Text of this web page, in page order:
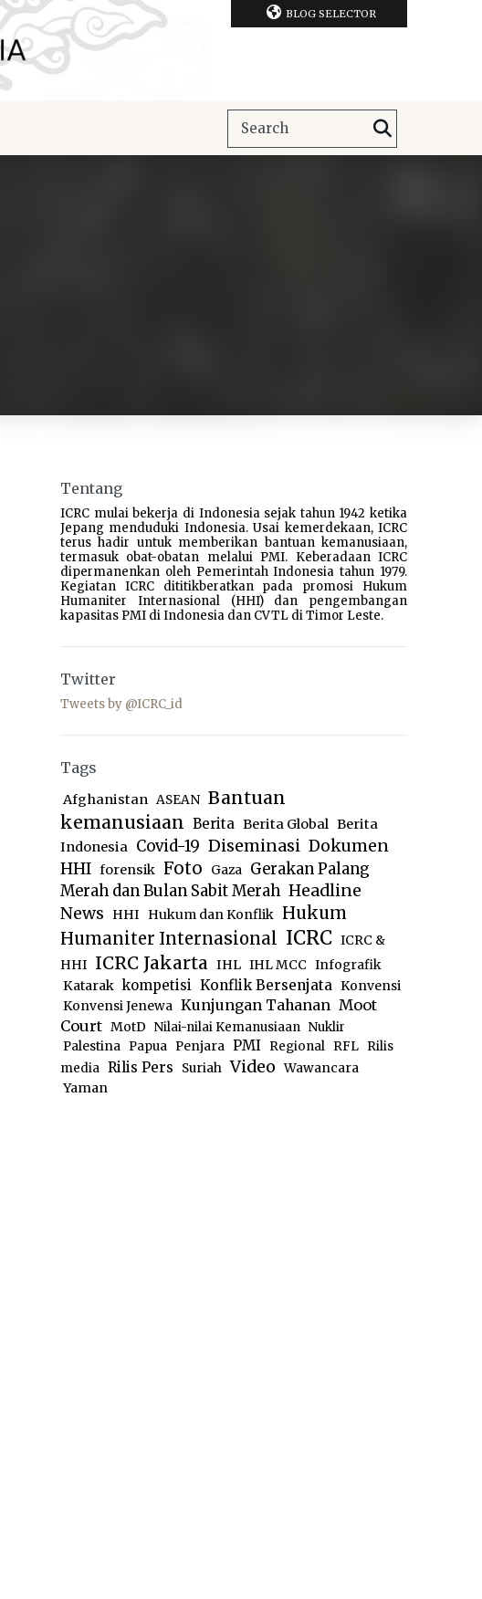
BLOG SELECTOR
Tentang
ICRC mulai bekerja di Indonesia sejak tahun 1942 ketika
Jepang menduduki Indonesia. Usai kemerdekaan, ICRC
terus hadir untuk memberikan bantuan kemanusiaan,
termasuk obat-obatan melalui PMI. Keberadaan ICRC
dipermanenkan oleh Pemerintah Indonesia tahun 1979.
Kegiatan ICRC dititikberatkan pada promosi Hukum
Humaniter Internasional (HHI) dan pengembangan
kapasitas PMI di Indonesia dan CVTL di Timor Leste.
Twitter
Tweets by @ICRC_id
Tags
Afghanistan ASEAN Bantuan
kemanusiaan Berita Berita Global Berita
Indonesia Covid-19 Diseminasi Dokumen
HHI forensik Foto Gaza Gerakan Palang
Merah dan Bulan Sabit Merah Headline
News
HHI Hukum dan Konflik Hukum
Humaniter Internasional ICRC ICRC &
HHI ICRC Jakarta IHL IHL MCC Infografik
Katarak kompetisi Konflik Bersenjata Konvensi
Konvensi Jenewa Kunjungan Tahanan Moot
Court MotD Nilai-nilai Kemanusiaan Nuklir
Palestina
Papua Penjara PMI Regional RFL
Rilis
media Rilis Pers Suriah Video Wawancara
Yaman